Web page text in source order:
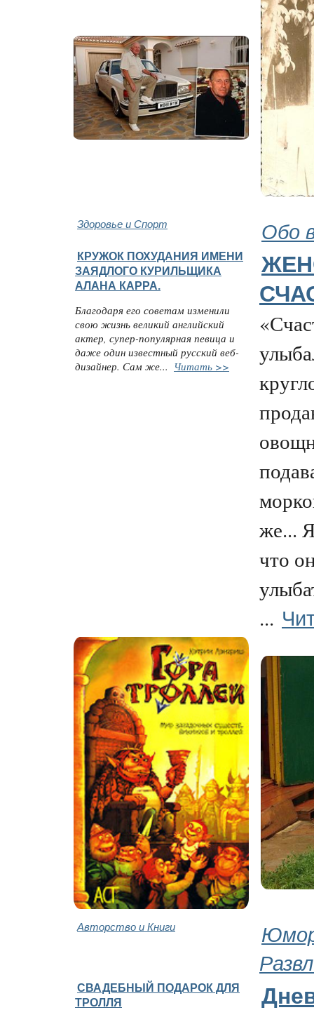
Здоровье и Спорт Обо
КРУЖОК ПОХУДАНИЯ ИМЕНИ
ЗАЯДЛОГО КУРИЛЬЩИКА
АЛАНА КАРРА.
Благодаря его советам изменили
свою жизнь великий английский
актер, супер-популярная певица и
даже один известный русский веб-
дизайнер. Сам же... Читать >>
же...
что
...
Авторство и Книги
СВАДЕБНЫЙ ПОДАРОК ДЛЯ
ТРОЛЛЯ